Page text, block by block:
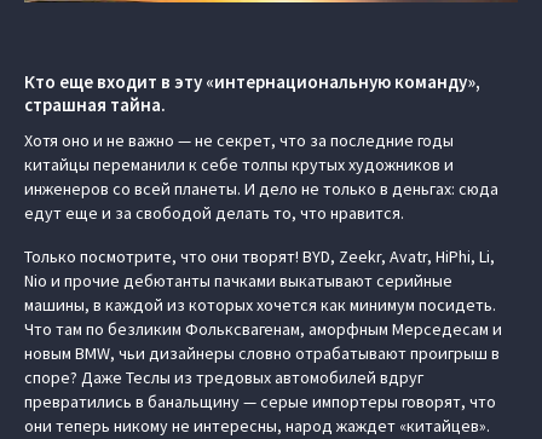
Кто еще входит в эту «интернациональную команду»,
страшная тайна.
Хотя оно и не важно — не секрет, что за последние годы
китайцы переманили к себе толпы крутых художников и
инженеров со всей планеты. И дело не только в деньгах: сюда
едут еще и за свободой делать то, что нравится.
Только посмотрите, что они творят! BYD, Zeekr, Avatr, HiPhi, Li,
Nio и прочие дебютанты пачками выкатывают серийные
машины, в каждой из которых хочется как минимум посидеть.
Что там по безликим Фольксвагенам, аморфным Мерседесам и
новым BMW, чьи дизайнеры словно отрабатывают проигрыш в
споре? Даже Теслы из тредовых автомобилей вдруг
превратились в банальщину — серые импортеры говорят, что
они теперь никому не интересны, народ жаждет «китайцев».